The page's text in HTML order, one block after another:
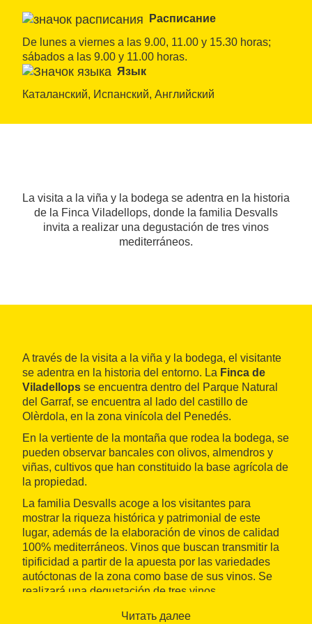
Расписание
De lunes a viernes a las 9.00, 11.00 y 15.30 horas;
sábados a las 9.00 y 11.00 horas.
Язык
Каталанский, Испанский, Английский
La visita a la viña y la bodega se adentra en la historia
de la Finca Viladellops, donde la familia Desvalls
invita a realizar una degustación de tres vinos
mediterráneos.
A través de la visita a la viña y la bodega, el visitante
se adentra en la historia del entorno. La Finca de
Viladellops se encuentra dentro del Parque Natural
del Garraf, se encuentra al lado del castillo de
Olèrdola, en la zona vinícola del Penedés.
En la vertiente de la montaña que rodea la bodega, se
pueden observar bancales con olivos, almendros y
viñas, cultivos que han constituido la base agrícola de
la propiedad.
La familia Desvalls acoge a los visitantes para
mostrar la riqueza histórica y patrimonial de este
lugar, además de la elaboración de vinos de calidad
100% mediterráneos. Vinos que buscan transmitir la
tipificidad a partir de la apuesta por las variedades
autóctonas de la zona como base de sus vinos. Se
realizará una degustación de tres vinos.
Читать далее